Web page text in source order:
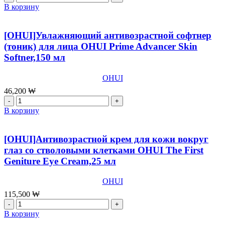
мл
товара
крем
для
глаз
OHUI
Eye
Cream,25
мл
В корзину
[OHUI]Увлажняющий антивозрастной софтнер
(тоник) для лица ОHUI Prime Advancer Skin
Softner,150 мл
OHUI
46,200 ₩
Количество
товара
[OHUI]Увлажняющий
софтнер
(тоник)
для
лица
Advancer
Skin
Softner,150
мл
В корзину
[OHUI]Антивозрастной крем для кожи вокруг
глаз со стволовыми клетками OHUI The First
Geniture Eye Cream,25 мл
OHUI
115,500 ₩
Количество
товара
[OHUI]Антивозрастной
В корзину